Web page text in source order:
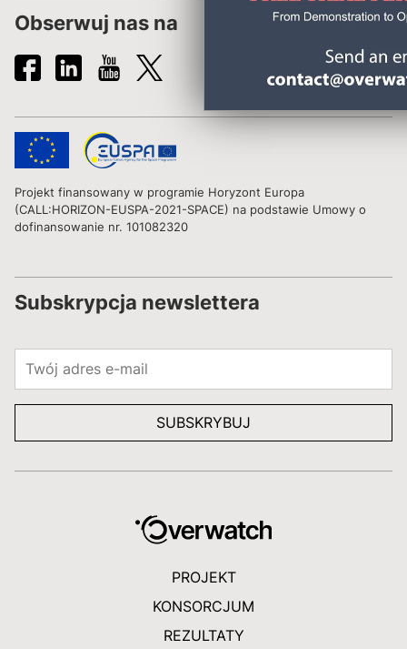
Obserwuj nas na
Projekt finansowany w programie Horyzont Europa
(CALL:HORIZON-EUSPA-2021-SPACE) na podstawie Umowy o
dofinansowanie nr. 101082320
Subskrypcja newslettera
PROJEKT
KONSORCJUM
REZULTATY